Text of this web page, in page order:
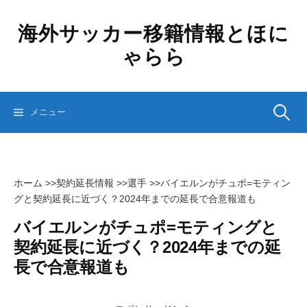
ッ
海外サッカー移籍情報とほに
ゃらら
メニュー 検
ホーム >>契約延長情報 >>選手 >>バイエルンがチュポ=モティン
グと契約延長に近づく？2024年までの延長で合意報道も
バイエルンがチュポ=モティングと
契約延長に近づく？2024年までの延
長で合意報道も